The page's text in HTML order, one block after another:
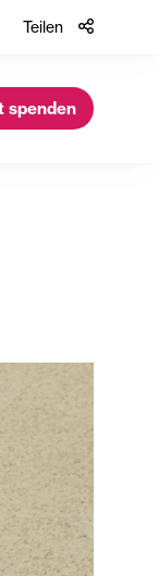
Teilen
spenden